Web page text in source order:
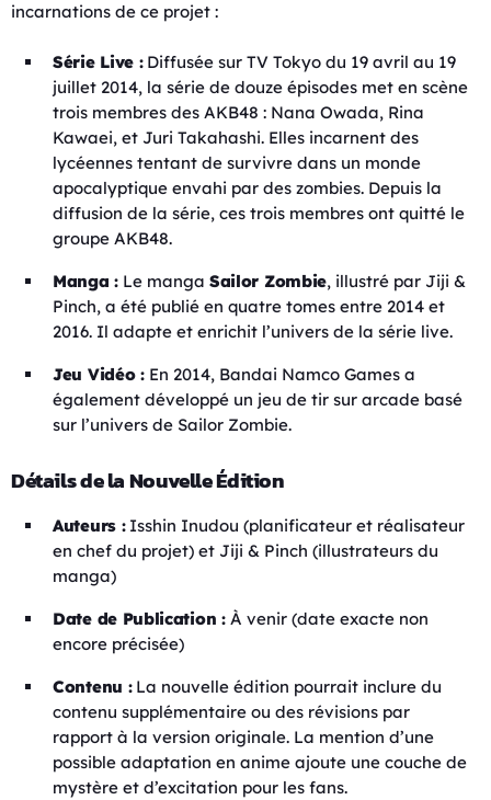
incarnations de ce projet :
Série Live :Diffusée sur TV Tokyo du 19 avril au 19
juillet 2014, la série de douze épisodes met en scène
trois membres des AKB48 : Nana Owada, Rina
Kawaei, et Juri Takahashi. Elles incarnent des
lycéennes tentant de survivre dans un monde
apocalyptique envahi par des zombies. Depuis la
diffusion de la série, ces trois membres ont quitté le
groupe AKB48.
Manga :Le manga Sailor Zombie, illustré par Jiji &
Pinch, a été publié en quatre tomes entre 2014 et
2016. Il adapte et enrichit l’univers de la série live.
Jeu Vidéo :En 2014, Bandai Namco Games a
également développé un jeu de tir sur arcade basé
sur l’univers de Sailor Zombie.
Détails de la Nouvelle Édition
Auteurs :Isshin Inudou (planificateur et réalisateur
en chef du projet) et Jiji & Pinch (illustrateurs du
manga)
Date de Publication :À venir (date exacte non
encore précisée)
Contenu :La nouvelle édition pourrait inclure du
contenu supplémentaire ou des révisions par
rapport à la version originale. La mention d’une
possible adaptation en anime ajoute une couche de
mystère et d’excitation pour les fans.